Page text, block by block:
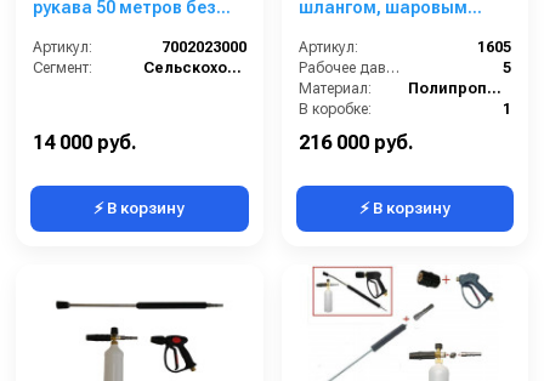
рукава 50 метров без
CRRC 120 ECO
Артикул:
7002023000
Сегмент:
Сельскохозяйственный сегмент
14 000 руб.
⚡ В корзину
шлангом, шаровым
Артикул:
1605
Рабочее давление (бар):
5
Материал:
Полипропилен
В коробке:
1
216 000 руб.
⚡ В корзину